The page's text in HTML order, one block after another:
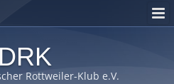
Rottweiler-Klub e.V.